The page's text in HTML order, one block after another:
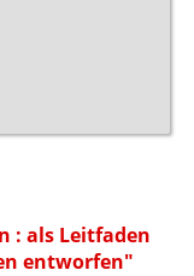
: als Leitfaden
entworfen"